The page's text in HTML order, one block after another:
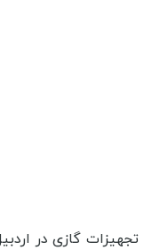
تجهیزات گازی در